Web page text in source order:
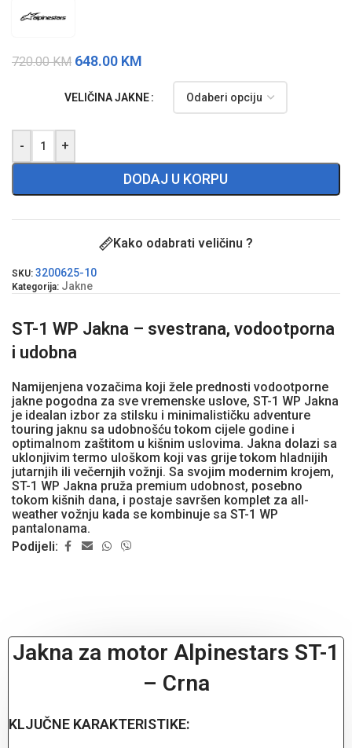
720.00KM 648.00 KM
VELIČINA JAKNE
- +
DODAJ U KORPU
Kako odabrati veličinu ?
SKU: 3200625-10
Kategorija: Jakne
ST-1 WP Jakna – svestrana, vodootporna
i udobna
Namijenjena vozačima koji žele prednosti vodootporne
jakne pogodna za sve vremenske uslove, ST-1 WP Jakna
je idealan izbor za stilsku i minimalističku adventure
touring jaknu sa udobnošću tokom cijele godine i
optimalnom zaštitom u kišnim uslovima. Jakna dolazi sa
uklonjivim termo uloškom koji vas grije tokom hladnijih
jutarnjih ili večernjih vožnji. Sa svojim modernim krojem,
ST-1 WP Jakna pruža premium udobnost, posebno
tokom kišnih dana, i postaje savršen komplet za all-
weather vožnju kada se kombinuje sa ST-1 WP
pantalonama.
Podijeli:
Jakna za motor Alpinestars ST-1
– Crna
KLJUČNE KARAKTERISTIKE: